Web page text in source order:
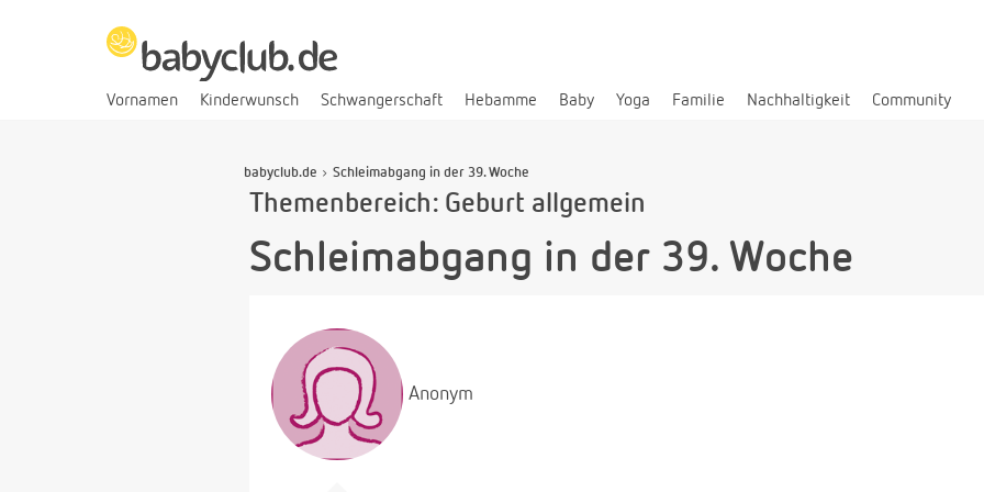
Vornamen Kinderwunsch Schwangerschaft Hebamme Baby Yoga Familie Nachhaltigkeit Community
babyclub.de Schleimabgang in der 39. Woche
Themenbereich: Geburt allgemein
Schleimabgang in der 39. Woche
Anonym